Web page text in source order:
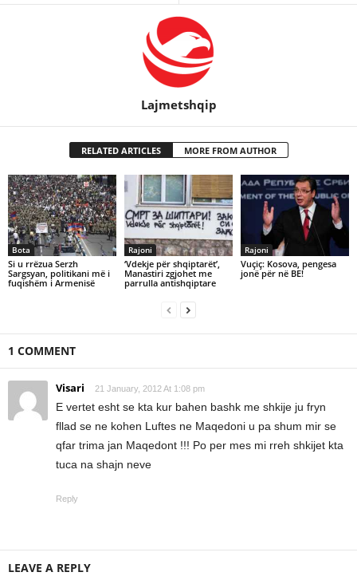
Lajmetshqip
RELATED ARTICLES MORE FROM AUTHOR
Bota
Si u rrëzua Serzh
Sargsyan, politikani më i
fuqishëm i Armenisë
Rajoni
‘Vdekje për shqiptarët’,
Manastiri zgjohet me
parrulla antishqiptare
Rajoni
Vuçiç: Kosova, pengesa
jonë për në BE!
1 COMMENT
Visari 21 January, 2012 At 1:08 pm
E vertet esht se kta kur bahen bashk me shkije ju fryn
fllad se ne kohen Luftes ne Maqedoni u pa shum mir se
qfar trima jan Maqedont !!! Po per mes mi rreh shkijet kta
tuca na shajn neve
Reply
LEAVE A REPLY